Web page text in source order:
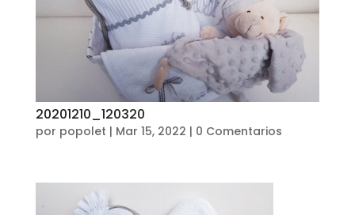
20201210_120320
por popolet | Mar 15, 2022 | 0 Comentarios